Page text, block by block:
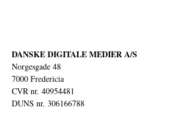
DANSKE DIGITALE MEDIER A/S
Norgesgade 48
7000 Fredericia
CVR nr. 40954481
DUNS nr. 306166788